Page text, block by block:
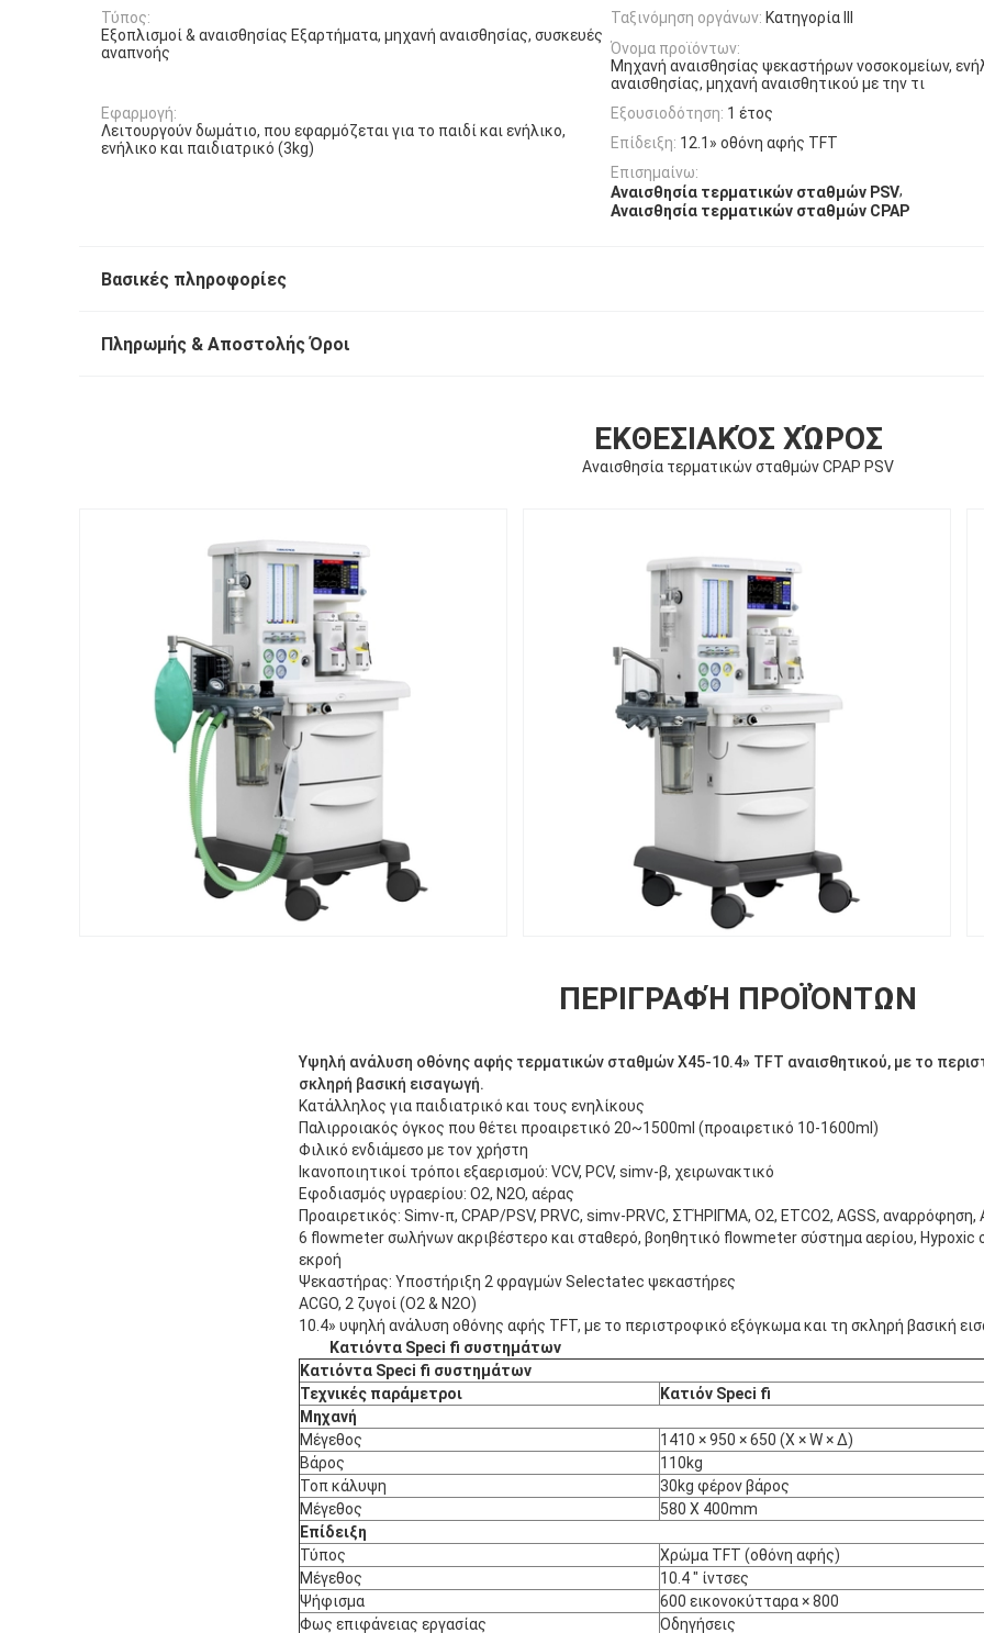
Τύπος:
Εξοπλισμοί & αναισθησίας Εξαρτήματα, μηχανή αναισθησίας, συσκευές
αναπνοής
Ταξινόμηση οργάνων: Κατηγορία ΙΙΙ
Όνομα προϊόντων:
Μηχανή αναισθησίας ψεκαστήρων νοσοκομείων,
αναισθησίας, μηχανή αναισθητικού με την τι
Εφαρμογή:
Λειτουργούν δωμάτιο, που εφαρμόζεται για το παιδί και ενήλικο,
ενήλικο και παιδιατρικό (3kg)
Εξουσιοδότηση: 1 έτος
Επίδειξη: 12.1» οθόνη αφής TFT
Επισημαίνω:
Αναισθησία τερματικών σταθμών PSV,
Αναισθησία τερματικών σταθμών CPAP
Βασικές πληροφορίες
Πληρωμής & Αποστολής Όροι
ΕΚΘΕΣΙΑΚΌΣ ΧΏΡΟΣ
Αναισθησία τερματικών σταθμών CPAP PSV
ΠΕΡΙΓΡΑΦΉ ΠΡΟΪΌΝΤΩΝ
Υψηλή ανάλυση οθόνης αφής τερματικών σταθμών X45-10.4» TFT αναισθητικού, με το
σκληρή βασική εισαγωγή.
Κατάλληλος για παιδιατρικό και τους ενηλίκους
Παλιρροιακός όγκος που θέτει προαιρετικό 20~1500ml (προαιρετικό 10-1600ml)
Φιλικό ενδιάμεσο με τον χρήστη
Ικανοποιητικοί τρόποι εξαερισμού: VCV, PCV, simv-β, χειρωνακτικό
Εφοδιασμός υγραερίου: Ο2, Ν2Ο, αέρας
Προαιρετικός: Simv-π, CPAP/PSV, PRVC, simv-PRVC, ΣΤΉΡΙΓΜΑ, Ο2, ETCO2, AGSS, αναρρόφηση,
6 flowmeter σωλήνων ακριβέστερο και σταθερό, βοηθητικό flowmeter σύστημα αερίου, Hypoxic
εκροή
Ψεκαστήρας: Υποστήριξη 2 φραγμών Selectatec ψεκαστήρες
ACGO, 2 ζυγοί (Ο2 & Ν2Ο)
10.4» υψηλή ανάλυση οθόνης αφής TFT, με το περιστροφικό εξόγκωμα και τη σκληρή βασική
Κατιόντα Speci ﬁ συστημάτων
Κατιόντα Speci ﬁ συστημάτων
Τεχνικές παράμετροι
Κατιόν Speci ﬁ
Μηχανή
Μέγεθος
1410 × 950 × 650 (Χ × W × Δ)
Βάρος
110kg
Τοπ κάλυψη
30kg φέρον βάρος
Μέγεθος
580 X 400mm
Επίδειξη
Τύπος
Χρώμα TFT (οθόνη αφής)
Μέγεθος
10.4 " ίντσες
Ψήφισμα
600 εικονοκύτταρα × 800
Φως επιφάνειας εργασίας
Οδηγήσεις